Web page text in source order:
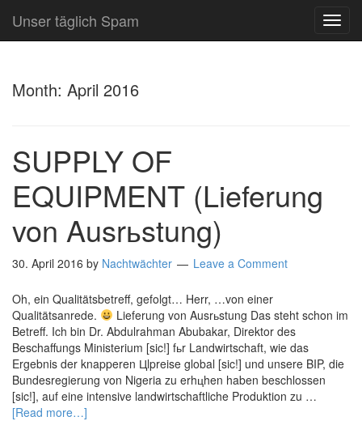
Unser täglich Spam
Month: April 2016
SUPPLY OF
EQUIPMENT (Lieferung
von Ausrьstung)
30. April 2016 by Nachtwächter Leave a Comment
Oh, ein Qualitätsbetreff, gefolgt… Herr, …von einer
Qualitätsanrede.
Lieferung von Ausrьstung Das steht schon im
Betreff. Ich bin Dr. Abdulrahman Abubakar, Direktor des
Beschaffungs Ministerium [sic!] fьr Landwirtschaft, wie das
Ergebnis der knapperen Цlpreise global [sic!] und unsere BIP, die
Bundesregierung von Nigeria zu erhцhen haben beschlossen
[sic!], auf eine intensive landwirtschaftliche Produktion zu …
[Read more…]